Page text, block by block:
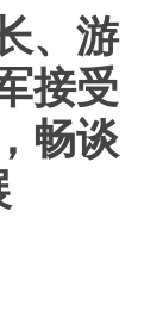
、游
接受
畅谈